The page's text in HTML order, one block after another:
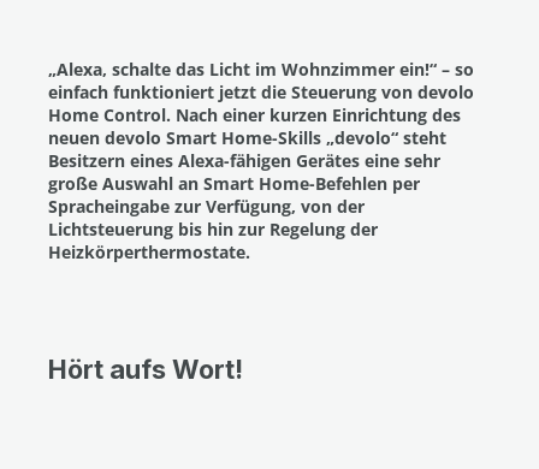
„Alexa, schalte das Licht im Wohnzimmer ein!“ – so
einfach funktioniert jetzt die Steuerung von devolo
Home Control. Nach einer kurzen Einrichtung des
neuen devolo Smart Home-Skills „devolo“ steht
Besitzern eines Alexa-fähigen Gerätes eine sehr
große Auswahl an Smart Home-Befehlen per
Spracheingabe zur Verfügung, von der
Lichtsteuerung bis hin zur Regelung der
Heizkörperthermostate.
Hört aufs Wort!